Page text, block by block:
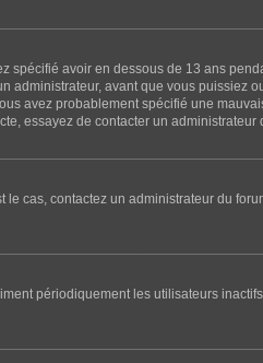
avoir en dessous de 13 ans
avant que vous puissiez
avez probablement spécifié une
essayez de contacter un administrateur
cas, contactez un administrateur du
périodiquement les utilisateurs